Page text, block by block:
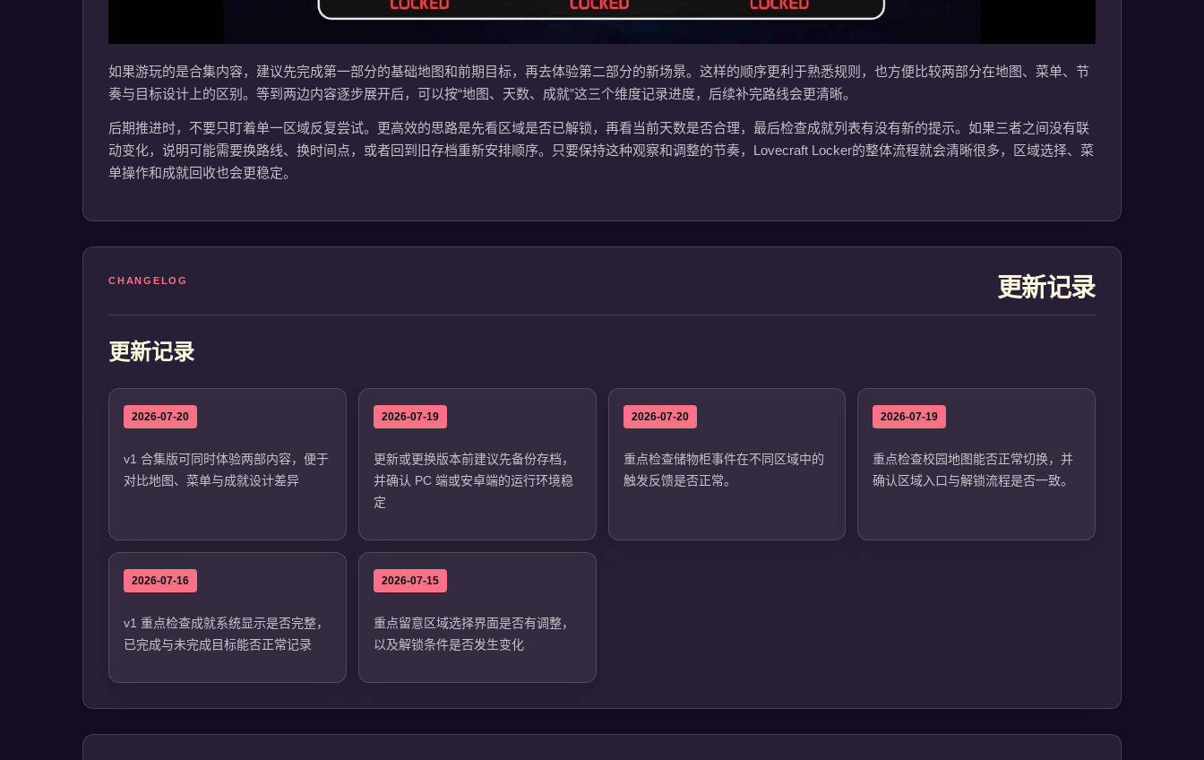
如果游玩的是合集内容，建议先完成第一部分的基础地图和前期目标，再去体验第二部分的新场景。这样的顺序更利于熟悉规则，也方便比较两部分在地图、菜单、节
奏与目标设计上的区别。等到两边内容逐步展开后，可以按“地图、天数、成就”这三个维度记录进度，后续补完路线会更清晰。
后期推进时，不要只盯着单一区域反复尝试。更高效的思路是先看区域是否已解锁，再看当前天数是否合理，最后检查成就列表有没有新的提示。如果三者之间没有联
动变化，说明可能需要换路线、换时间点，或者回到旧存档重新安排顺序。只要保持这种观察和调整的节奏，Lovecraft Locker的整体流程就会清晰很多，区域选择、菜
单操作和成就回收也会更稳定。
CHANGELOG 更新记录
更新记录
2026-07-20
v1 合集版可同时体验两部内容，便于
对比地图、菜单与成就设计差异
2026-07-19
更新或更换版本前建议先备份存档，
并确认 PC 端或安卓端的运行环境稳
定
2026-07-20
重点检查储物柜事件在不同区域中的
触发反馈是否正常。
2026-07-19
重点检查校园地图能否正常切换，并
确认区域入口与解锁流程是否一致。
2026-07-16
v1 重点检查成就系统显示是否完整，
已完成与未完成目标能否正常记录
2026-07-15
重点留意区域选择界面是否有调整，
以及解锁条件是否发生变化